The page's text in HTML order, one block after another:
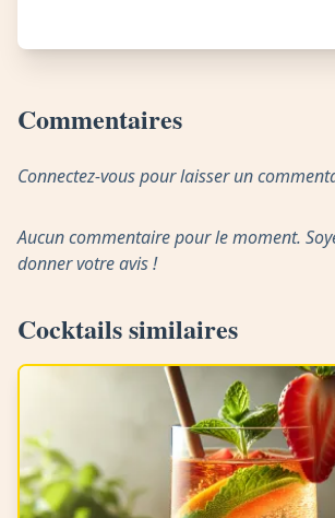
Commentaires
Connectez-vous pour laisser un
Aucun commentaire pour le moment.
donner votre avis !
Cocktails similaires